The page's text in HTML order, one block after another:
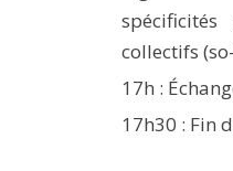
spécificités
collectifs
17h :
17h30 : Fin